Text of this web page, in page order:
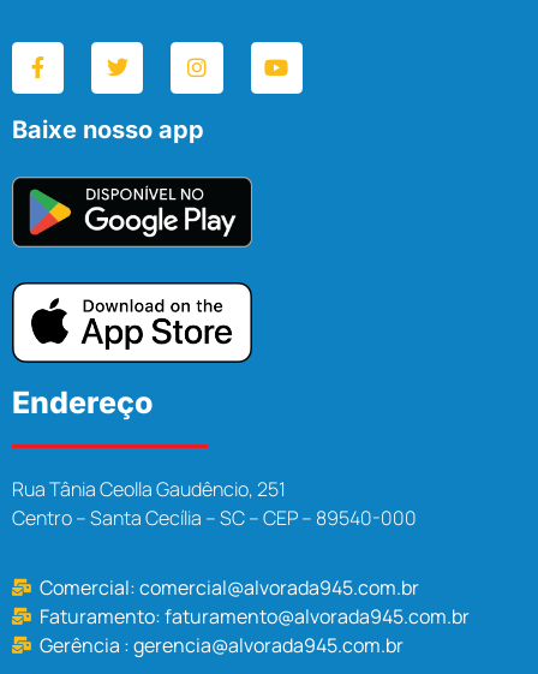
Baixe nosso app
Endereço
Rua Tânia Ceolla Gaudêncio, 251
Centro – Santa Cecília – SC – CEP – 89540-000
Comercial:comercial@alvorada945.com.br
Faturamento:faturamento@alvorada945.com.br
Gerência :gerencia@alvorada945.com.br